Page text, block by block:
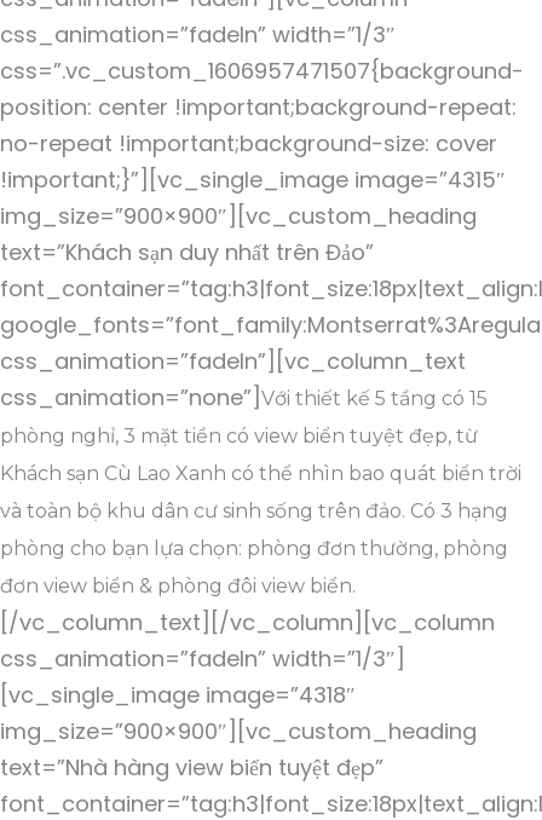
css_animation=”fadeIn” width=”1/3″
css=”.vc_custom_1606957471507{background-
position: center !important;background-repeat:
no-repeat !important;background-size: cover
!important;}”][vc_single_image image=”4315″
img_size=”900×900″][vc_custom_heading
text=”Khách sạn duy nhất trên Đảo”
css_animation=”fadeIn”][vc_column_text
css_animation=”none”] Với thiết kế 5 tầng có 15
phòng nghỉ, 3 mặt tiền có view biển tuyệt đẹp, từ
Khách sạn Cù Lao Xanh có thể nhìn bao quát biển trời
và toàn bộ khu dân cư sinh sống trên đảo. Có 3 hạng
phòng cho bạn lựa chọn: phòng đơn thường, phòng
đơn view biển & phòng đôi view biển.
[/vc_column_text][/vc_column][vc_column
css_animation=”fadeIn” width=”1/3″]
[vc_single_image image=”4318″
img_size=”900×900″][vc_custom_heading
text=”Nhà hàng view biển tuyệt đẹp”